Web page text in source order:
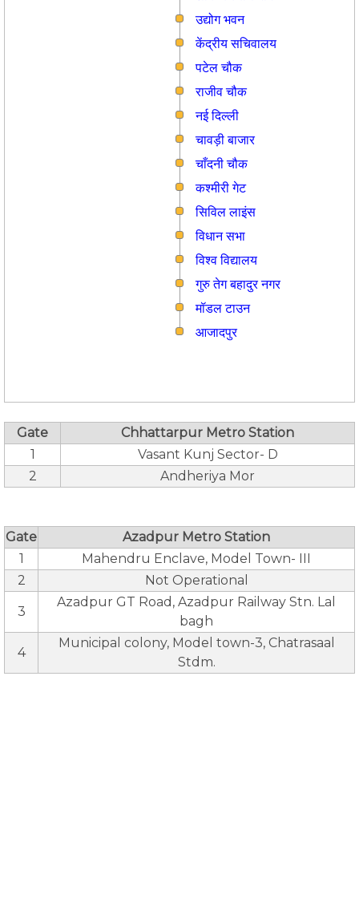
उद्योग भवन
केंद्रीय सचिवालय
पटेल चौक
राजीव चौक
नई दिल्ली
चावड़ी बाजार
चाँदनी चौक
कश्मीरी गेट
सिविल लाइंस
विधान सभा
विश्व विद्यालय
गुरु तेग बहादुर नगर
मॉडल टाउन
आजादपुर
Gate
Chhattarpur Metro Station
1
Vasant Kunj Sector- D
2
Andheriya Mor
Gate
Azadpur Metro Station
1
Mahendru Enclave, Model Town- III
2
Not Operational
3
Azadpur GT Road, Azadpur Railway Stn. Lal
bagh
4
Municipal colony, Model town-3, Chatrasaal
Stdm.